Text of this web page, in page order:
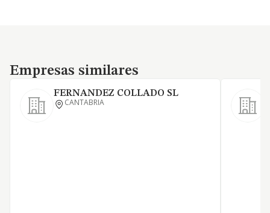
Empresas similares
Empresas similares
FERNANDEZ COLLADO SL
CANTABRIA